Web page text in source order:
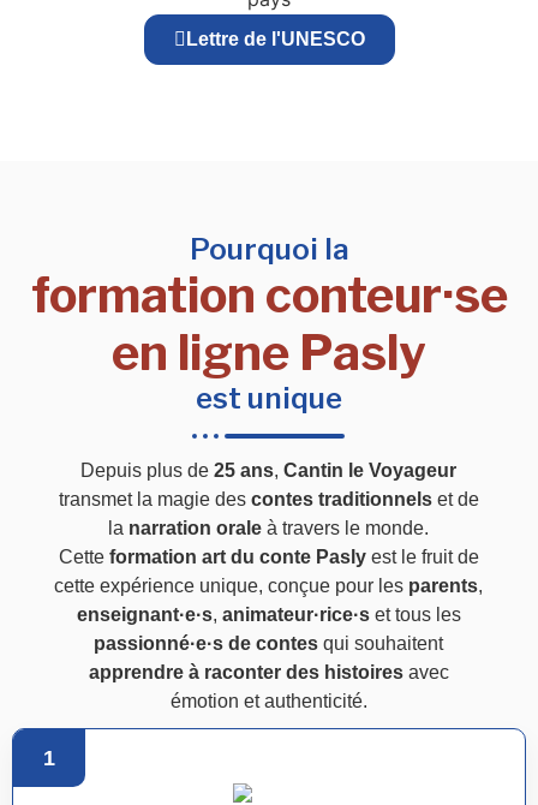
Lettre de l'UNESCO
Pourquoi la
formation conteur·se
en ligne Pasly
est unique
Depuis plus de25 ans,Cantin le Voyageur
transmet la magie des contes traditionnelset de
la narration orale à travers le monde.
Cette formation art du conte Paslyest le fruit de
cette expérience unique, conçue pour les parents,
enseignant·e·s, animateur·rice·set tous les
passionné·e·s de contes qui souhaitent
apprendre à raconter des histoiresavec
émotion et authenticité.
1